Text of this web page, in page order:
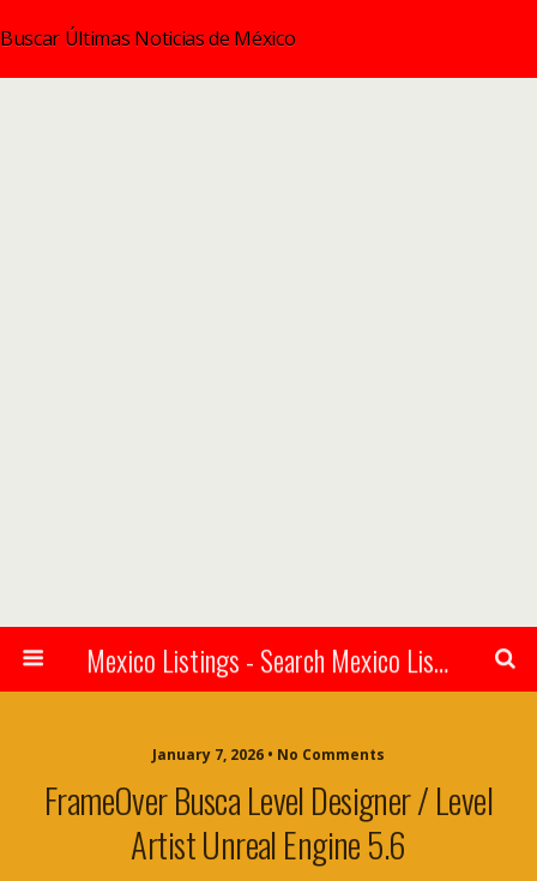
Buscar Últimas Noticias de México
Mexico Listings - Search Mexico Listings Online
January 7, 2026 • No Comments
FrameOver Busca Level Designer / Level
Artist Unreal Engine 5.6